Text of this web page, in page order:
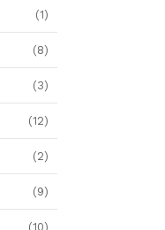
(1)
(8)
(3)
(12)
(2)
(9)
(10)